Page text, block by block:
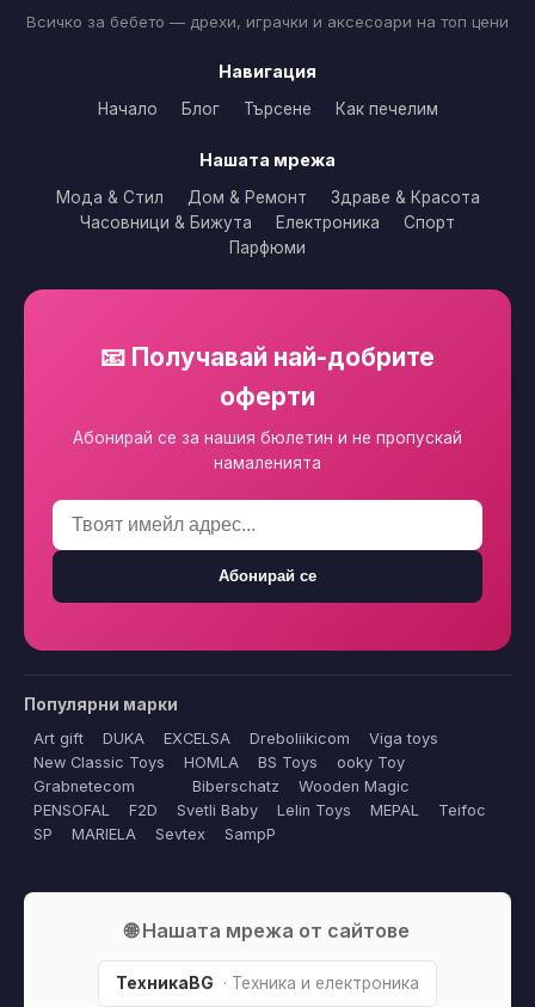
Всичко за бебето — дрехи, играчки и аксесоари на топ цени
Навигация
Начало Блог Търсене Как печелим
Нашата мрежа
Мода & Стил Дом & Ремонт
Здраве & Красота
Часовници & Бижута
Електроника
Спорт
Парфюми
📧 Получавай най-добрите
оферти
Абонирай се за нашия бюлетин и не пропускай
намаленията
Абонирай се
Популярни марки
Art gift DUKA EXCELSA Dreboliikicom
Viga toys
New Classic Toys
HOMLA BS Toys
ooky Toy
Grabnetecom
Biberschatz
Wooden Magic
PENSOFAL
F2D Svetli Baby Lelin Toys MEPAL
Teifoc
SP
MARIELA Sevtex SampP
🌐 Нашата мрежа от сайтове
ТехникаBG · Техника и електроника